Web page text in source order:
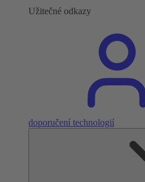
Užitečné odkazy
doporučení technologií